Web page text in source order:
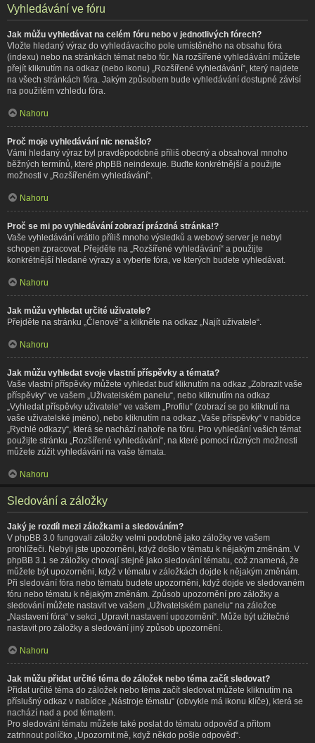
Vyhledávání ve fóru
Jak můžu vyhledávat na celém fóru nebo v jednotlivých fórech?
Vložte hledaný výraz do vyhledávacího pole umístěného na obsahu fóra
(indexu) nebo na stránkách témat nebo fór. Na rozšířené vyhledávání můžete
přejít kliknutím na odkaz (nebo ikonu) „Rozšířené vyhledávání“, který najdete
na všech stránkách fóra. Jakým způsobem bude vyhledávání dostupné závisí
na použitém vzhledu fóra.
Nahoru
Proč moje vyhledávání nic nenašlo?
Vámi hledaný výraz byl pravděpodobně příliš obecný a obsahoval mnoho
běžných termínů, které phpBB neindexuje. Buďte konkrétnější a použijte
možnosti v „Rozšířeném vyhledávání“.
Nahoru
Proč se mi po vyhledávání zobrazí prázdná stránka!?
Vaše vyhledávání vrátilo příliš mnoho výsledků a webový server je nebyl
schopen zpracovat. Přejděte na „Rozšířené vyhledávání“ a použijte
konkrétnější hledané výrazy a vyberte fóra, ve kterých budete vyhledávat.
Nahoru
Jak můžu vyhledat určité uživatele?
Přejděte na stránku „Členové“ a klikněte na odkaz „Najít uživatele“.
Nahoru
Jak můžu vyhledat svoje vlastní příspěvky a témata?
Vaše vlastní příspěvky můžete vyhledat buď kliknutím na odkaz „Zobrazit vaše
příspěvky“ ve vašem „Uživatelském panelu“, nebo kliknutím na odkaz
„Vyhledat příspěvky uživatele“ ve vašem „Profilu“ (zobrazí se po kliknutí na
vaše uživatelské jméno), nebo kliknutím na odkaz „Vaše příspěvky“ v nabídce
„Rychlé odkazy“, která se nachází nahoře na fóru. Pro vyhledání vašich témat
použijte stránku „Rozšířené vyhledávání“, na které pomocí různých možnosti
můžete zúžit vyhledávání na vaše témata.
Nahoru
Sledování a záložky
Jaký je rozdíl mezi záložkami a sledováním?
V phpBB 3.0 fungovali záložky velmi podobně jako záložky ve vašem
prohlížeči. Nebyli jste upozorněni, když došlo v tématu k nějakým změnám. V
phpBB 3.1 se záložky chovají stejně jako sledování tématu, což znamená, že
můžete být upozorněni, když v tématu v záložkách dojde k nějakým změnám.
Při sledování fóra nebo tématu budete upozorněni, když dojde ve sledovaném
fóru nebo tématu k nějakým změnám. Způsob upozornění pro záložky a
sledování můžete nastavit ve vašem „Uživatelském panelu“ na záložce
„Nastavení fóra“ v sekci „Upravit nastavení upozornění“. Může být užitečné
nastavit pro záložky a sledování jiný způsob upozornění.
Nahoru
Jak můžu přidat určité téma do záložek nebo téma začít sledovat?
Přidat určité téma do záložek nebo téma začít sledovat můžete kliknutím na
příslušný odkaz v nabídce „Nástroje tématu“ (obvykle má ikonu klíče), která se
nachází nad a pod tématem.
Pro sledování tématu můžete také poslat do tématu odpověď a přitom
zatrhnout políčko „Upozornit mě, když někdo pošle odpověď“.